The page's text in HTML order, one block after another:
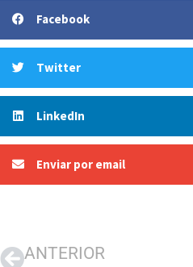
Facebook
Twitter
LinkedIn
Enviar por email
ANTERIOR